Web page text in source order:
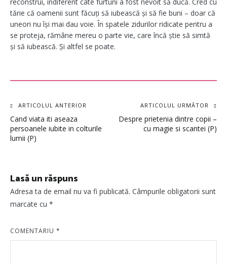
tărie că oamenii sunt făcuți să iubească și să fie buni – doar că
uneori nu își mai dau voie. În spatele zidurilor ridicate pentru a
se proteja, rămâne mereu o parte vie, care încă știe să simtă
și să iubească. Și altfel se poate.
Navigare
în
articole
ARTICOLUL ANTERIOR
Cand viata iti aseaza
persoanele iubite in colturile
lumii (P)
ARTICOLUL URMĂTOR
Despre prietenia dintre copii –
cu magie si scantei (P)
Lasă un răspuns
Adresa ta de email nu va fi publicată. Câmpurile obligatorii sunt
marcate cu *
COMENTARIU *